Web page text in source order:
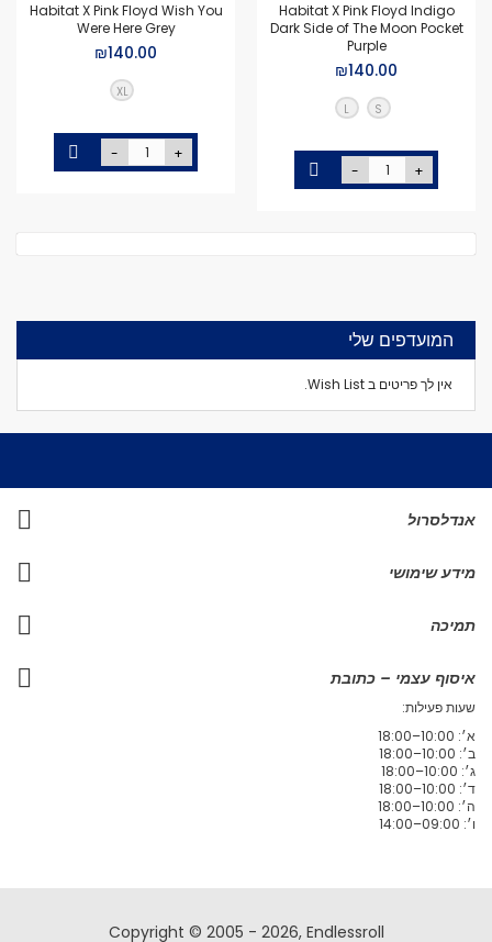
Habitat X Pink Floyd Indigo
Dark Side of The Moon Pocket
Purple
₪140.00
S
L
- +
Habitat X Pink Floyd Wish You
Were Here Grey
₪140.00
XL
- +
המועדפים שלי
אין לך פריטים ב Wish List.
אנדלסרול
מידע שימושי
תמיכה
איסוף עצמי – כתובת
שעות פעילות:
א׳: 10:00–18:00
ב׳: 10:00–18:00
ג׳: 10:00–18:00
ד׳: 10:00–18:00
ה׳: 10:00–18:00
ו׳: 09:00–14:00
Copyright © 2005 - 2026, Endlessroll